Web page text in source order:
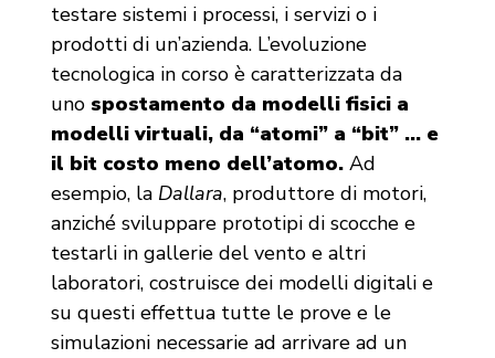
testare sistemi i processi, i servizi o i
prodotti di un’azienda. L’evoluzione
tecnologica in corso è caratterizzata da
uno spostamento da modelli fisici a
modelli virtuali, da “atomi” a “bit” … e
il bit costo meno dell’atomo. Ad
esempio, la Dallara, produttore di motori,
anziché sviluppare prototipi di scocche e
testarli in gallerie del vento e altri
laboratori, costruisce dei modelli digitali e
su questi effettua tutte le prove e le
simulazioni necessarie ad arrivare ad un